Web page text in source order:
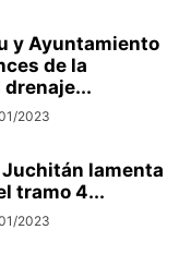
y Ayuntamiento
de la
2023
Juchitán lamenta
tramo 4...
2023